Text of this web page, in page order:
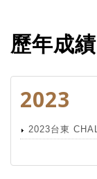
歷年成績
2023
2023台東